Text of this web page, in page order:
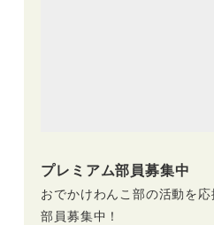
プレミアム部員募集中
おでかけわんこ部の活動を
部員募集中！